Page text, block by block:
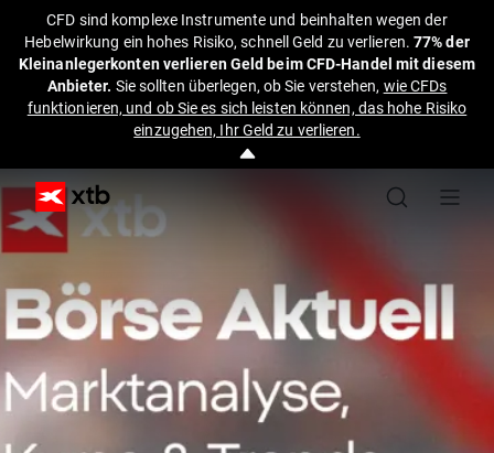
CFD sind komplexe Instrumente und beinhalten wegen der
Hebelwirkung ein hohes Risiko, schnell Geld zu verlieren.77% der
Kleinanlegerkonten verlieren Geld beim CFD-Handel mit diesem
Anbieter. Sie sollten überlegen, ob Sie verstehen, wie CFDs
funktionieren, und ob Sie es sich leisten können, das hohe Risiko
einzugehen, Ihr Geld zu verlieren.